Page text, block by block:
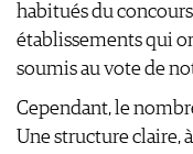
habitués du
établissements qui
soumis au vote de
Cependant, le
Une structure claire,